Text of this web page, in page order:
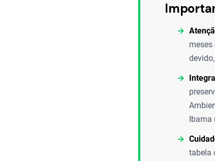
Ibama
tabela